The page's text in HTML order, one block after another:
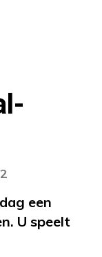
een
U speelt